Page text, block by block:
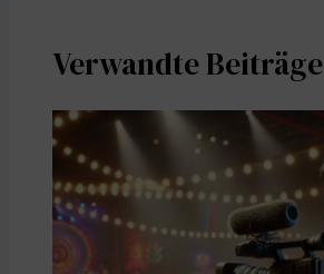
Verwandte Beiträge